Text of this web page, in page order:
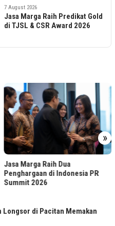
7 August 2026
Didukung Sultan HB X, Jasa
Marga Percepat Akses
»
Jasa Marga Raih Predikat Gold di
TJSL & CSR Award 2026
Longsor di Pacitan Memakan